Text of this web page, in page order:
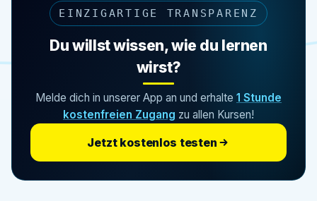
EINZIGARTIGE TRANSPARENZ
Du willst wissen, wie du lernen
wirst?
Melde dich in unserer App an und erhalte 1 Stunde
kostenfreien Zugang zu allen Kursen!
Jetzt kostenlos testen